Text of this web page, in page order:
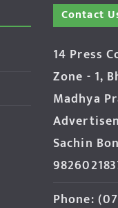
Contact
14 Press
Zone - 1,
Madhya
Sachin
Phone: